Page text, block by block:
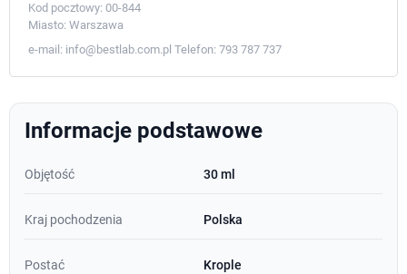
Kod pocztowy: 00-844
Miasto: Warszawa
e-mail: info@bestlab.com.pl Telefon: 793 787 737
Informacje podstawowe
Objętość 30 ml
Kraj pochodzenia Polska
Postać Krople